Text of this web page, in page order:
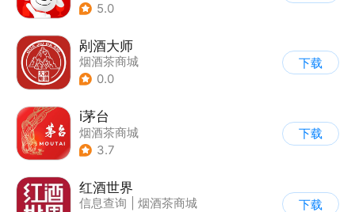
5.0
剐酒大师
烟酒茶商城
0.0
下载
i茅台
烟酒茶商城
3.7
下载
红酒世界
信息查询
烟酒茶商城
下载